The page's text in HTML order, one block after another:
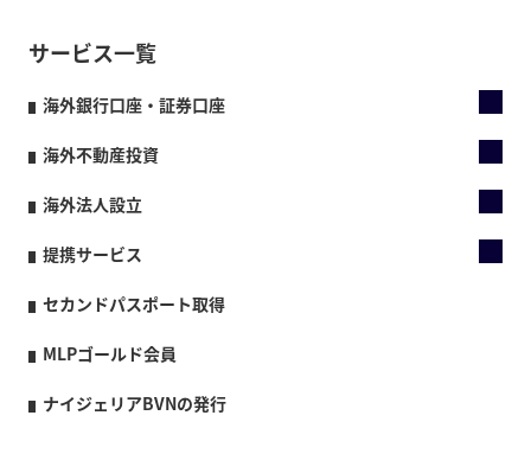
サービス一覧
海外銀行口座・証券口座
海外不動産投資
海外法人設立
提携サービス
セカンドパスポート取得
MLPゴールド会員
ナイジェリアBVNの発行